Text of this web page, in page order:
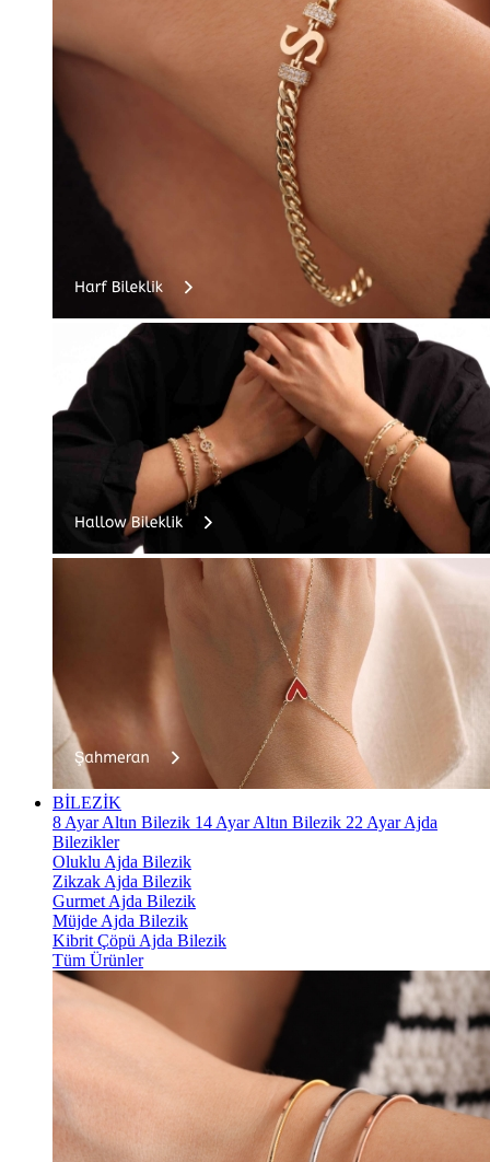
BİLEZİK
8 Ayar Altın Bilezik 14 Ayar Altın Bilezik 22 Ayar Ajda
Bilezikler
Oluklu Ajda Bilezik
Zikzak Ajda Bilezik
Gurmet Ajda Bilezik
Müjde Ajda Bilezik
Kibrit Çöpü Ajda Bilezik
Tüm Ürünler